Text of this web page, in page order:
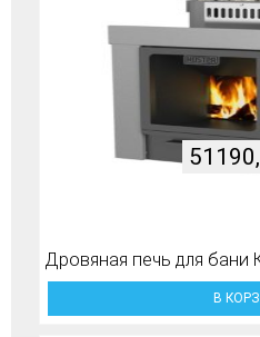
Дровяная печь для бани
В